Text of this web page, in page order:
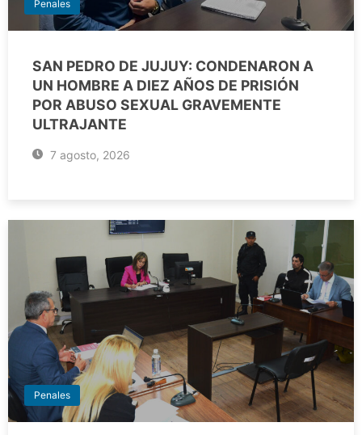
Penales
SAN PEDRO DE JUJUY: CONDENARON A
UN HOMBRE A DIEZ AÑOS DE PRISIÓN
POR ABUSO SEXUAL GRAVEMENTE
ULTRAJANTE
7 agosto, 2026
Penales